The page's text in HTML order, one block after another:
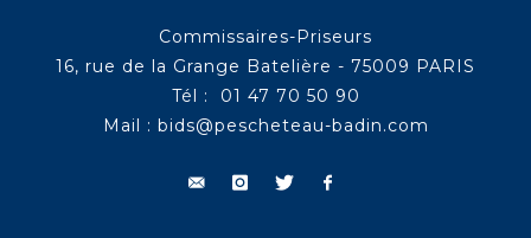
Commissaires-Priseurs
16, rue de la Grange Batelière - 75009 PARIS
Tél : 01 47 70 50 90
Mail : bids@pescheteau-badin.com